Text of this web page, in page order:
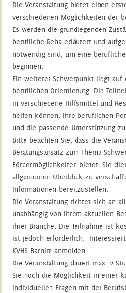
Die Veranstaltung bietet einen
verschiedenen Möglichkeiten der
Es werden die grundlegenden
berufliche Reha erläutert und
notwendig sind, um eine
beginnen.
Ein weiterer Schwerpunkt liegt auf
beruflichen Orientierung. Die
in verschiedene Hilfsmittel und
helfen können, ihre beruflichen
und die passende Unterstützung
Bitte beachten Sie, dass die
Beratungsansatz zum Thema
Fördermöglichkeiten bietet. Sie
allgemeinen Überblick zu
Informationen bereitzustellen.
Die Veranstaltung richtet sich an
unabhängig von ihrem aktuellen
ihrer Branche. Die Teilnahme ist
ist jedoch erforderlich.
KVHS Barnim anmelden.
Die Veranstaltung dauert max. 2
Sie noch die Möglichkeit in einer
individuellen Fragen mit der